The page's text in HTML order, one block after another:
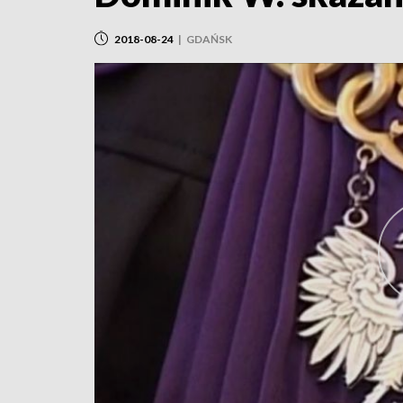
2018-08-24 | GDAŃSK